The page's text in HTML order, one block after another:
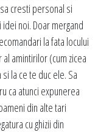
cresti personal si
noi. Doar mergand
la fata locului
amintirilor (cum zicea
la ce te duc ele. Sa
ca atunci expunerea
din alte tari
cu ghizii din